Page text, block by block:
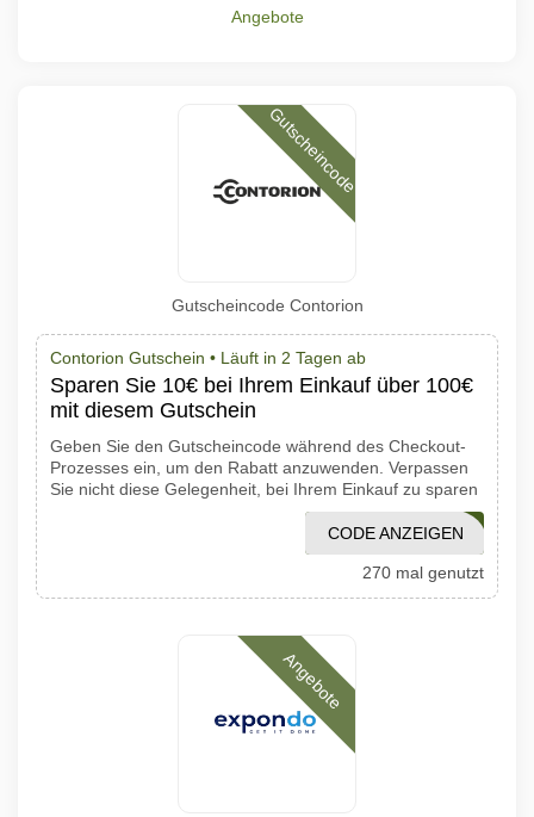
Angebote
Gutscheincode
Gutscheincode Contorion
Contorion Gutschein • Läuft in 2 Tagen ab
Sparen Sie 10€ bei Ihrem Einkauf über 100€
mit diesem Gutschein
Geben Sie den Gutscheincode während des Checkout-
Prozesses ein, um den Rabatt anzuwenden. Verpassen
Sie nicht diese Gelegenheit, bei Ihrem Einkauf zu sparen
RABATT10
CODE ANZEIGEN
270 mal genutzt
Angebote